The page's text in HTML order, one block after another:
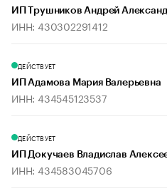
ИП Трушников Андрей
ИНН: 430302291412
ДЕЙСТВУЕТ
ИП Адамова Мария Валерьевна
ИНН: 434545123537
ДЕЙСТВУЕТ
ИП Докучаев Владислав
ИНН: 434583045706